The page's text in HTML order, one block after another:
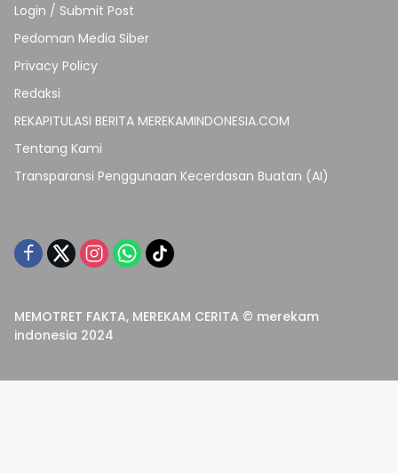
Login / Submit Post
Pedoman Media Siber
Privacy Policy
Redaksi
REKAPITULASI BERITA MEREKAMINDONESIA.COM
Tentang Kami
Transparansi Penggunaan Kecerdasan Buatan (AI)
MEMOTRET FAKTA, MEREKAM CERITA © merekam
indonesia 2024